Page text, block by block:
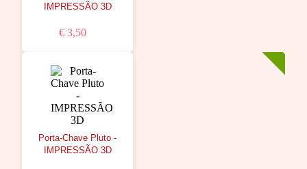
IMPRESSÃO 3D
€ 3,50
Porta-Chave Pluto -
IMPRESSÃO 3D